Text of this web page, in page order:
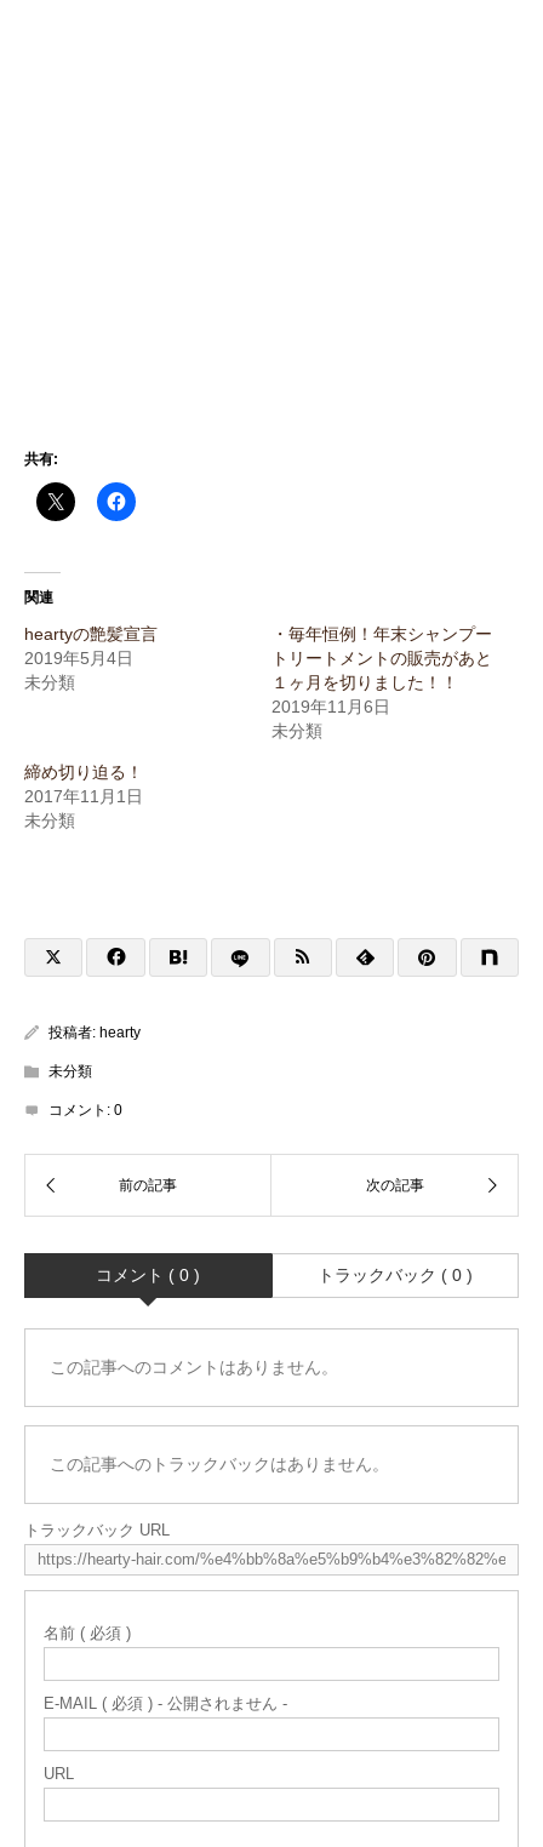
共有:
関連
heartyの艶髪宣言
2019年5月4日
未分類
・⁣⁣毎年恒例！年末シャンプー
トリートメントの販売があと
１ヶ月を切りました！！
2019年11月6日
未分類
締め切り迫る！
2017年11月1日
未分類
投稿者: hearty
未分類
コメント: 0
コメント ( 0 ) トラックバック ( 0 )
この記事へのコメントはありません。
この記事へのトラックバックはありません。
トラックバック URL
名前 ( 必須 )
E-MAIL ( 必須 ) - 公開されません -
URL